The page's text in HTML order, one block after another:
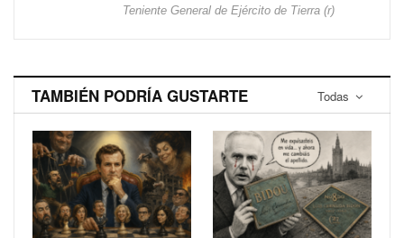
Teniente General de Ejército de Tierra (r)
Todas
TAMBIÉN PODRÍA GUSTARTE